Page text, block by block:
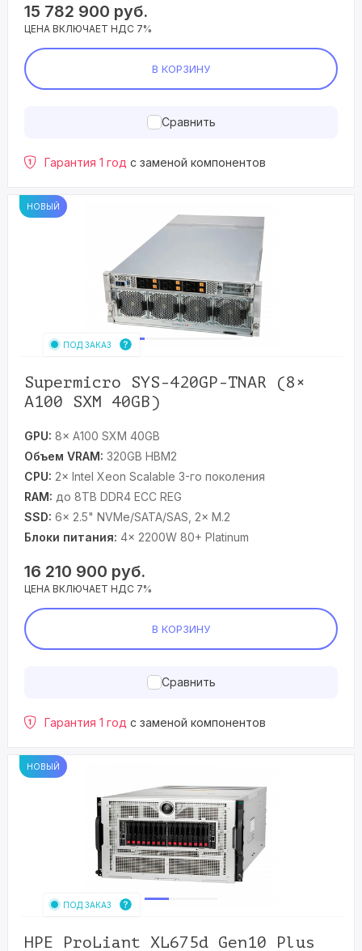
15 782 900 руб.
ЦЕНА ВКЛЮЧАЕТ НДС 7%
В КОРЗИНУ
Сравнить
Гарантия 1 год с заменой компонентов
НОВЫЙ
ПОД ЗАКАЗ
Supermicro SYS-420GP-TNAR (8×
A100 SXM 40GB)
GPU: 8× A100 SXM 40GB
Объем VRAM: 320GB HBM2
CPU: 2× Intel Xeon Scalable 3-го поколения
RAM: до 8TB DDR4 ECC REG
SSD: 6× 2.5" NVMe/SATA/SAS, 2× M.2
Блоки питания: 4× 2200W 80+ Platinum
16 210 900 руб.
ЦЕНА ВКЛЮЧАЕТ НДС 7%
В КОРЗИНУ
Сравнить
Гарантия 1 год с заменой компонентов
НОВЫЙ
ПОД ЗАКАЗ
HPE ProLiant XL675d Gen10 Plus